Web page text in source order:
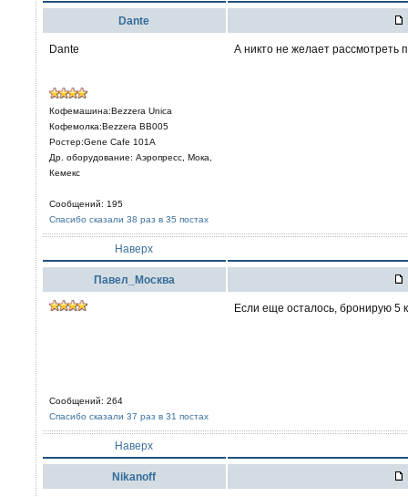
Dante
Dante
Кофемашина:Bezzera Unica
Кофемолка:Bezzera BB005
Ростер:Gene Cafe 101A
Др. оборудование: Аэропресс, Мока,
Кемекс
Сообщений: 195
Спасибо сказали 38 раз в 35 постах
А никто не желает рассмотреть
Наверх
Павел_Москва
Сообщений: 264
Спасибо сказали 37 раз в 31 постах
Если еще осталось, бронирую 5
Наверх
Nikanoff